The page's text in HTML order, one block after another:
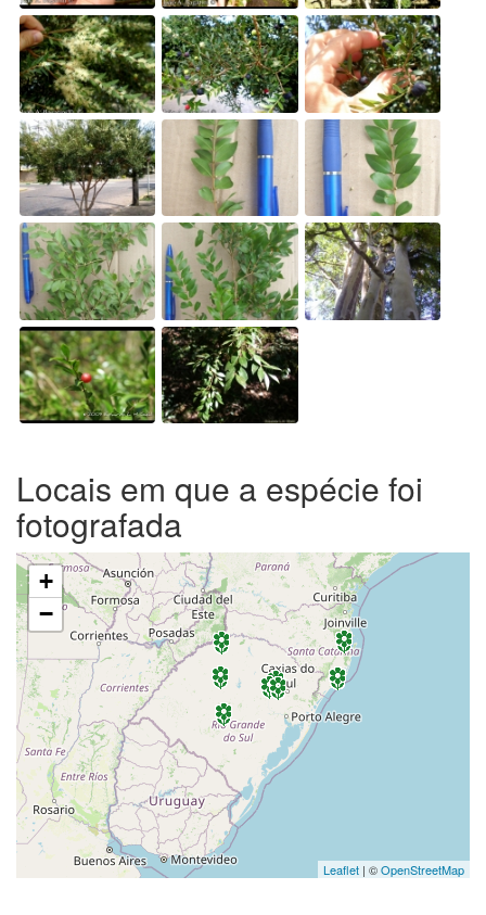
Locais em que a espécie foi
fotografada
+
−
Leaflet | ©OpenStreetMap